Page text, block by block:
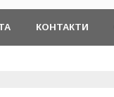
КОНТАКТИ